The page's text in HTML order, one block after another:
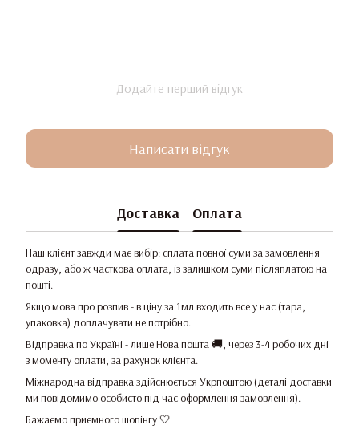
Додайте перший відгук
Написати відгук
Доставка Оплата
Наш клієнт завжди має вибір: сплата повної суми за замовлення
одразу, або ж часткова оплата, із залишком суми післяплатою на
пошті.
Якщо мова про розпив - в ціну за 1мл входить все у нас (тара,
упаковка) доплачувати не потрібно.
Відправка по Україні - лише Нова пошта 🚚, через 3-4 робочих дні
з моменту оплати, за рахунок клієнта.
Міжнародна відправка здійснюється Укрпоштою (деталі доставки
ми повідомимо особисто під час оформлення замовлення).
Бажаємо приємного шопінгу 🤍